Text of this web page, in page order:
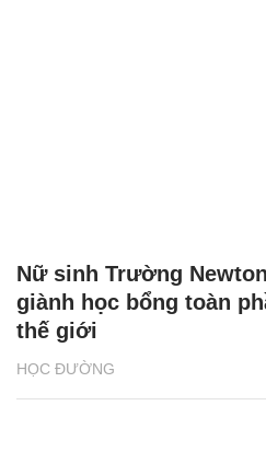
HỌC ĐƯỜNG
Nữ sinh Trường
giành học bổng toàn
thế giới